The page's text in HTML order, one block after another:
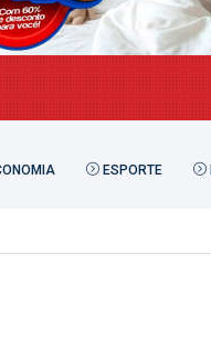
ESPORTE